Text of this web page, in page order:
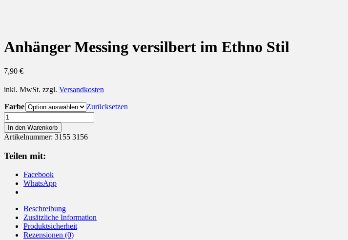
Anhänger Messing versilbert im Ethno Stil
7,90 €
inkl. MwSt. zzgl. Versandkosten
Farbe
Zurücksetzen
Anhänger
Messing
versilbert
im
Ethno
Stil
In den Warenkorb
Artikelnummer: 3155 3156
Teilen mit:
Facebook
WhatsApp
Beschreibung
Zusätzliche Information
Produktsicherheit
Rezensionen (0)